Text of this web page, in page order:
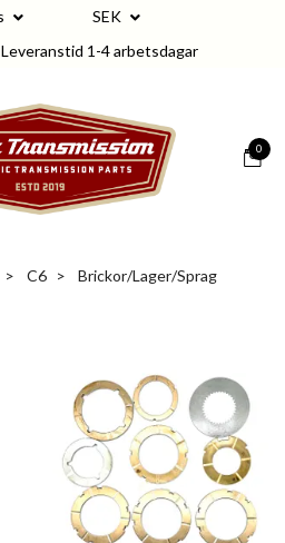
SEK
1-4 arbetsdagar
0
C6 Brickor/Lager/Sprag